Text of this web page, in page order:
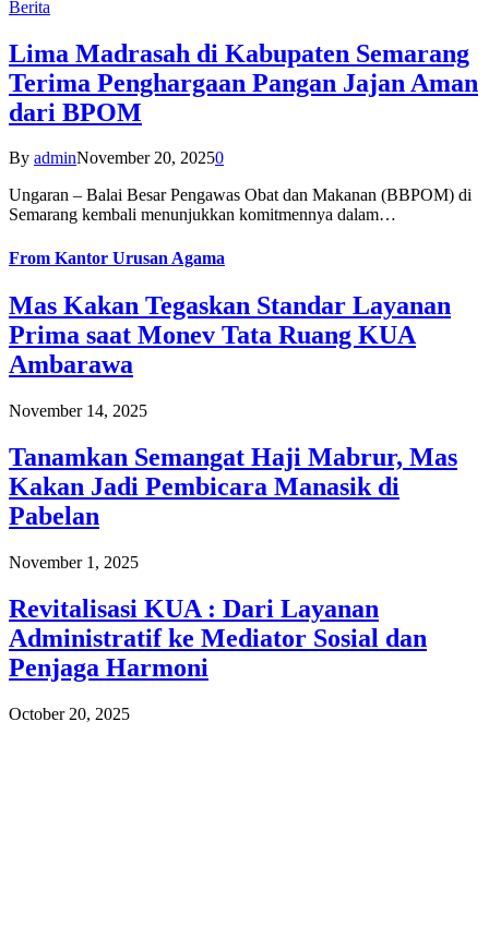
Berita
Lima Madrasah di Kabupaten Semarang
Terima Penghargaan Pangan Jajan Aman
dari BPOM
By adminNovember 20, 20250
Ungaran – Balai Besar Pengawas Obat dan Makanan (BBPOM) di
Semarang kembali menunjukkan komitmennya dalam…
From Kantor Urusan Agama
Mas Kakan Tegaskan Standar Layanan
Prima saat Monev Tata Ruang KUA
Ambarawa
November 14, 2025
Tanamkan Semangat Haji Mabrur, Mas
Kakan Jadi Pembicara Manasik di
Pabelan
November 1, 2025
Revitalisasi KUA : Dari Layanan
Administratif ke Mediator Sosial dan
Penjaga Harmoni
October 20, 2025